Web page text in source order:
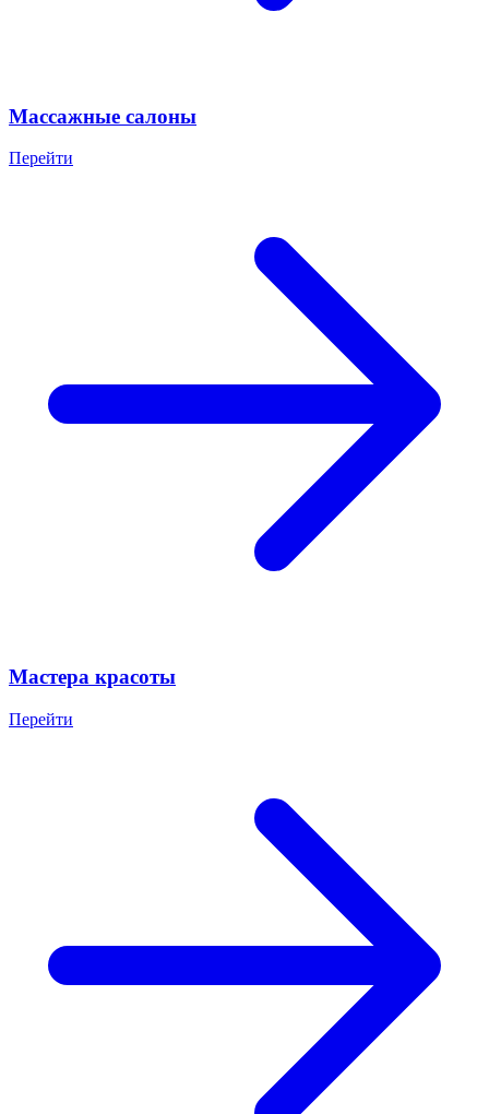
Массажные салоны
Перейти
Мастера красоты
Перейти